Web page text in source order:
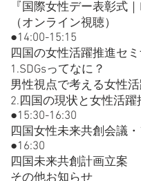
『国際女性デー表彰式｜
（オンライン視聴）
●14:00-15:15
四国の女性活躍推進セ
1.SDGsってなに？
男性視点で考える女性
2.四国の現状と女性活躍
●15:30-16:30
四国女性未来共創会議
●16:30
四国未来共創計画立案
その他お知らせ